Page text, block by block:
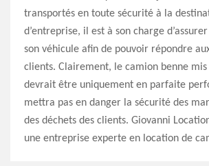
transportés en toute sécurité à la
d’entreprise, il est à son charge
son véhicule afin de pouvoir répondre
clients. Clairement, le camion benne
devrait être uniquement en parfaite
mettra pas en danger la sécurité des
des déchets des clients. Giovanni
une entreprise experte en location de